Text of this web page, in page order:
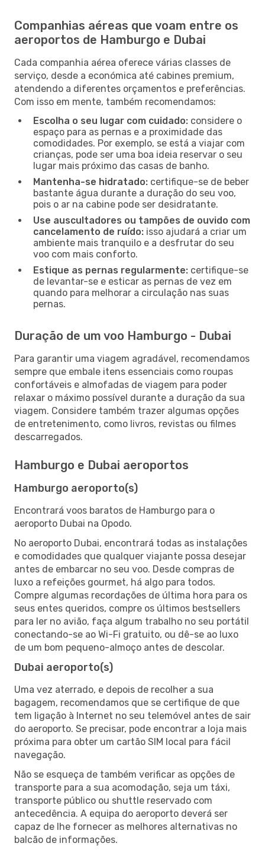
Companhias aéreas que voam entre os
aeroportos de Hamburgo e Dubai
Cada companhia aérea oferece várias classes de
serviço, desde a económica até cabines premium,
atendendo a diferentes orçamentos e preferências.
Com isso em mente, também recomendamos:
Escolha o seu lugar com cuidado: considere o
espaço para as pernas e a proximidade das
comodidades. Por exemplo, se está a viajar com
crianças, pode ser uma boa ideia reservar o seu
lugar mais próximo das casas de banho.
Mantenha-se hidratado: certifique-se de beber
bastante água durante a duração do seu voo,
pois o ar na cabine pode ser desidratante.
Use auscultadores ou tampões de ouvido com
cancelamento de ruído: isso ajudará a criar um
ambiente mais tranquilo e a desfrutar do seu
voo com mais conforto.
Estique as pernas regularmente: certifique-se
de levantar-se e esticar as pernas de vez em
quando para melhorar a circulação nas suas
pernas.
Duração de um voo Hamburgo - Dubai
Para garantir uma viagem agradável, recomendamos
sempre que embale itens essenciais como roupas
confortáveis e almofadas de viagem para poder
relaxar o máximo possível durante a duração da sua
viagem. Considere também trazer algumas opções
de entretenimento, como livros, revistas ou filmes
descarregados.
Hamburgo e Dubai aeroportos
Hamburgo aeroporto(s)
Encontrará voos baratos de Hamburgo para o
aeroporto Dubai na Opodo.
No aeroporto Dubai, encontrará todas as instalações
e comodidades que qualquer viajante possa desejar
antes de embarcar no seu voo. Desde compras de
luxo a refeições gourmet, há algo para todos.
Compre algumas recordações de última hora para os
seus entes queridos, compre os últimos bestsellers
para ler no avião, faça algum trabalho no seu portátil
conectando-se ao Wi-Fi gratuito, ou dê-se ao luxo
de um bom pequeno-almoço antes de descolar.
Dubai aeroporto(s)
Uma vez aterrado, e depois de recolher a sua
bagagem, recomendamos que se certifique de que
tem ligação à Internet no seu telemóvel antes de sair
do aeroporto. Se precisar, pode encontrar a loja mais
próxima para obter um cartão SIM local para fácil
navegação.
Não se esqueça de também verificar as opções de
transporte para a sua acomodação, seja um táxi,
transporte público ou shuttle reservado com
antecedência. A equipa do aeroporto deverá ser
capaz de lhe fornecer as melhores alternativas no
balcão de informações.